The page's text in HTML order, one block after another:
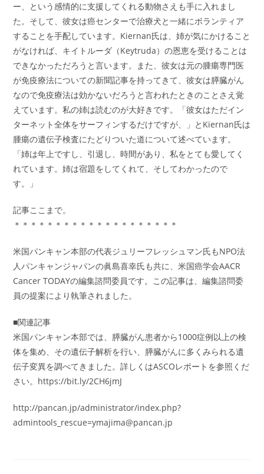
ー、という感情的に支援してくれる動物さえも手に入れまし
た。そして、彼女は癌センターで治療犬と一緒にボランティア
することを手配しています。Kiernan氏は、姉が気にかけること
がなければ、キイトルーダ（Keytruda）の恩恵を受けることは
できなかっただろうと言います。また、彼女は元の腫瘍専門医
が免疫療法についての新聞記事を持ってきて、彼女は膵臓がん
なので免疫療法は効かないだろうと言われたときのことさえ覚
えています。私の姉は読むのが大好きです。「彼女はただイン
ターネット全体をサーフィンするだけですが、」とKiernan氏は
腫瘍の遺伝子検査にたどりついた道について述べています。
「姉は年上ですし、引退し、時間があり、私をとても愛してく
れています。姉は宿題をしてくれて、そしてわかったので
す。」
記事ここまで。
＊＊＊＊＊＊＊＊＊＊＊＊＊＊＊＊＊＊＊＊
米国パンキャン本部の代表ジュリーフレッシュマン氏もNPO法
人パンキャンジャパンの眞島喜幸氏も共に、米国癌学会AACR
Cancer TODAYの編集諮問委員です。この記事は、編集諮問委
員の提案により執筆されました。
■関連記事
米国パンキャン本部では、膵臓がん患者から1000症例以上の検
体を集め、その遺伝子解析を行い、膵臓がんに多くみられる遺
伝子変異を調べてきました。詳しくはASCOレポートを参照くだ
さい。https://bit.ly/2CH6jmJ
http://pancan.jp/administrator/index.php?
admintools_rescue=ymajima@pancan.jp